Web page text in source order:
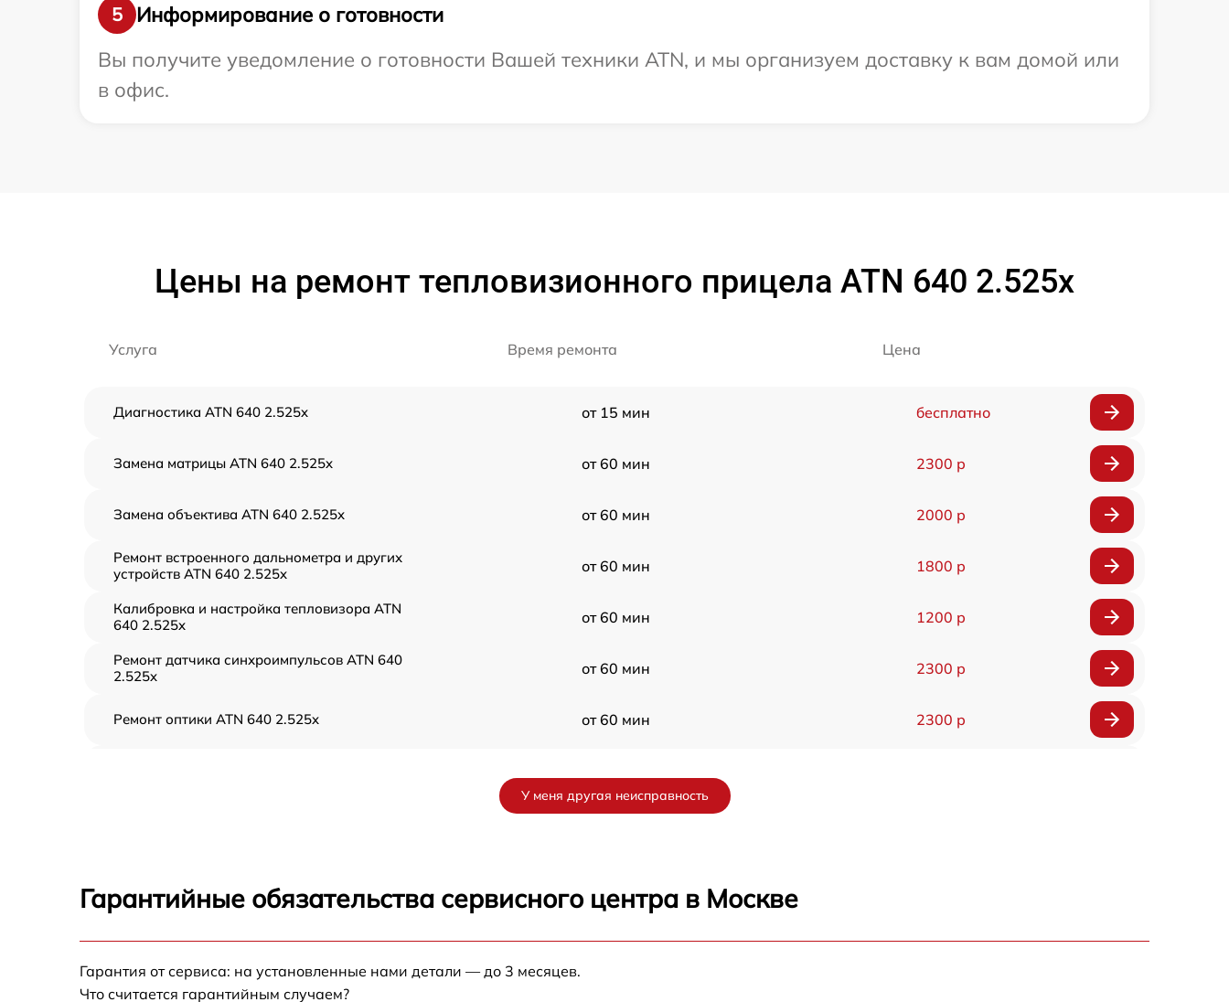
5
Информирование о готовности
Вы получите уведомление о готовности Вашей техники ATN, и мы организуем доставку к вам домой или
в офис.
Цены на ремонт тепловизионного прицела ATN 640 2.525x
Услуга Время ремонта Цена
Диагностика ATN 640 2.525x от 15 мин бесплатно
Замена матрицы ATN 640 2.525x от 60 мин 2300 р
Замена объектива ATN 640 2.525x от 60 мин 2000 р
Ремонт встроенного дальнометра и других
устройств ATN 640 2.525x
от 60 мин 1800 р
Калибровка и настройка тепловизора ATN
640 2.525x
от 60 мин 1200 р
Ремонт датчика синхроимпульсов ATN 640
2.525x
от 60 мин 2300 р
Ремонт оптики ATN 640 2.525x от 60 мин 2300 р
Замена микросхемы усилителя ATN 640
2.525x
У меня другая неисправность
Гарантийные обязательства сервисного центра в Москве
Гарантия от сервиса: на установленные нами детали — до 3 месяцев.
Что считается гарантийным случаем?